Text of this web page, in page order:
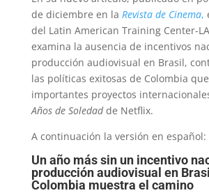
de diciembre en la Revista de Cinema,
del Latin American Training Center-
examina la ausencia de incentivos
producción audiovisual en Brasil,
las políticas exitosas de Colombia
importantes proyectos
Años de Soledadde Netflix.
A continuación la versión en español:
Un año más sin un incentivo
producción audiovisual en
Colombia muestra el camino